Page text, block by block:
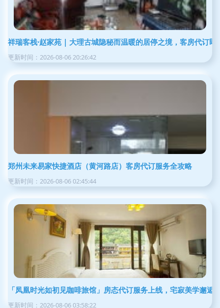
祥瑞客栈·赵家苑 | 大理古城隐秘而温暖的居停之境，客房代订即
更新时间：2026-08-06 20:26:42
郑州未来易家快捷酒店（黄河路店）客房代订服务全攻略
更新时间：2026-08-06 02:45:44
「凤凰时光如初见咖啡旅馆」房态代订服务上线，宅寂美学邂逅
更新时间：2026-08-06 03:58:22